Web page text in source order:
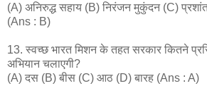
(A) अनिरुद्ध सहाय (B) निरंजन मुकुंदन (C)
(Ans : B)
13. स्वच्छ भारत मिशन के तहत सरकार कितने
अभियान चलाएगी?
(A) दस (B) बीस (C) आठ (D) बारह (Ans : A)